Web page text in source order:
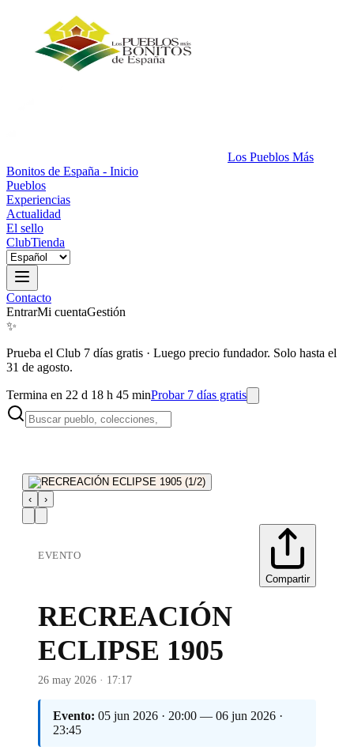
Los Pueblos Más
Bonitos de España - Inicio
Pueblos
Experiencias
Actualidad
El sello
ClubTienda
Contacto
EntrarMi cuentaGestión
✨
Prueba el Club 7 días gratis · Luego precio fundador. Solo hasta el
31 de agosto.
Termina en 22 d 18 h 45 minProbar 7 días gratis
‹ ›
EVENTO
Compartir
RECREACIÓN
ECLIPSE 1905
26 may 2026 · 17:17
Evento: 05 jun 2026 · 20:00 — 06 jun 2026 ·
23:45